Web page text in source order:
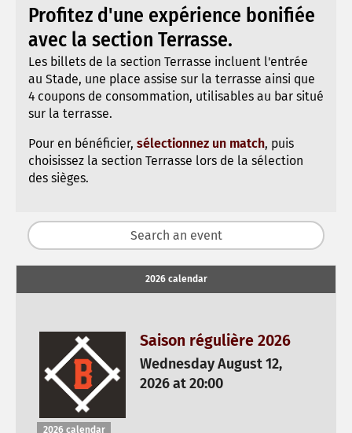
Profitez d'une expérience bonifiée
avec la section Terrasse.
Les billets de la section Terrasse incluent l'entrée
au Stade, une place assise sur la terrasse ainsi que
4 coupons de consommation, utilisables au bar situé
sur la terrasse.
Pour en bénéficier, sélectionnez un match, puis
choisissez la section Terrasse lors de la sélection
des sièges.
2026 calendar
Saison régulière 2026
Wednesday August 12,
2026 at 20:00
2026 calendar